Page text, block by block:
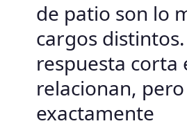
de patio son lo
cargos
respuesta corta
relacionan,
exactamente